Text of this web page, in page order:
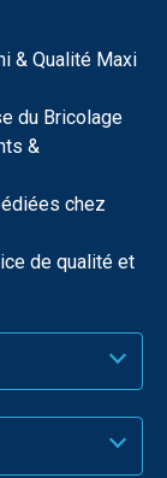
& Qualité Maxi
du Bricolage
&
chez
de qualité et